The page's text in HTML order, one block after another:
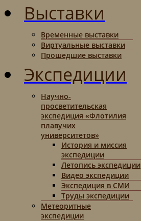
Выставки
Временные выставки
Виртуальные выставки
Прошедшие выставки
Экспедиции
Научно-
просветительская
экспедиция «Флотилия
плавучих
университетов»
История и миссия
экспедиции
Летопись экспедиции
Видео экспедиции
Экспедиция в СМИ
Труды экспедиции
Метеоритные
экспедиции